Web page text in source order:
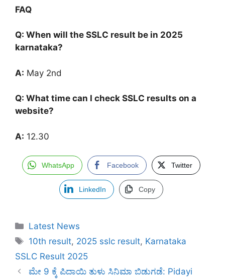
FAQ
Q: When will the SSLC result be in 2025
karnataka?
A: May 2nd
Q: What time can I check SSLC results on a
website?
A: 12.30
WhatsApp Facebook Twitter
LinkedIn Copy
Categories
Latest News
Tags
10th result, 2025 sslc result, Karnataka
SSLC Result 2025
ಮೇ 9 ಕ್ಕೆ ಪಿದಾಯಿ ತುಳು ಸಿನಿಮಾ ಬಿಡುಗಡೆ: Pidayi